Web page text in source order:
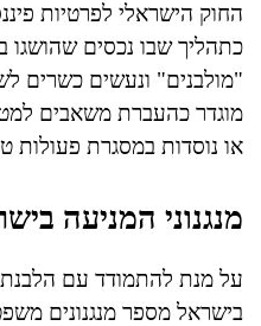
החוק הישראלי לפרטיות
כתהליך שבו נכסים שהושגו
"מולבנים" ונעשים כשרים
מוגדר כהעברת משאבים
או נוסדות במסגרת פעולות
מנגנוני המניעה
על מנת להתמודד עם הלבנת
בישראל מספר מנגנונים